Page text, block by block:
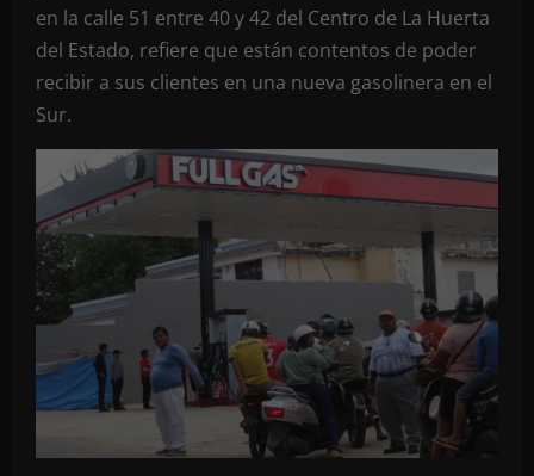
en la calle 51 entre 40 y 42 del Centro de La Huerta
del Estado, refiere que están contentos de poder
recibir a sus clientes en una nueva gasolinera en el
Sur.